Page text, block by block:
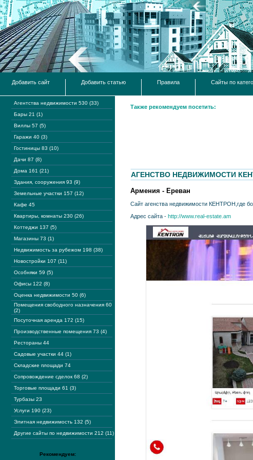
Добавить сайт Добавить статью Правила Сайты по
Агентства недвижимости 530 (33)
Бары 21 (1)
Виллы 57 (5)
Гаражи 40 (3)
Гостиницы 83 (10)
Дачи 87 (8)
Дома 161 (21)
Здания, сооружения 93 (9)
Земельные участки 157 (12)
Кафе 45
Квартиры, комнаты 230 (26)
Коттеджи 137 (5)
Магазины 73 (1)
Недвижимость за рубежом 198 (38)
Новостройки 107 (11)
Особняки 59 (5)
Офисы 122 (8)
Оценка недвижимости 50 (6)
Помещения свободного назначения 60
(2)
Посуточная аренда 172 (15)
Производственные помещения 73 (4)
Рестораны 44
Садовые участки 44 (1)
Складские площади 74
Сопровождение сделок 68 (2)
Торговые площади 61 (3)
Турбазы 23
Услуги 190 (23)
Элитная недвижимость 132 (5)
Другие сайты по недвижимости 212 (11)
Рекомендуем:
Также рекомендуем посетить:
АГЕНСТВО НЕДВИЖИМОСТИ
Армения - Ереван
Сайт агенства недвижимости КЕНТРОН,где
Адрес сайта - http://www.real-estate.am